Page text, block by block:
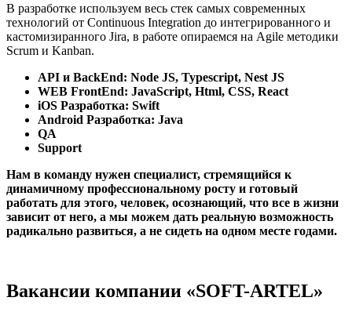
В разработке используем весь стек самых современных
технологий от Continuous Integration до интегрированного и
кастомизиранного Jira, в работе опираемся на Agile методики
Scrum и Kanban.
API и BackEnd: Node JS, Typescript, Nest JS
WEB FrontEnd: JavaScript, Html, CSS, React
iOS Разработка: Swift
Android Разработка: Java
QA
Support
Нам в команду нужен специалист, стремящийся к
динамичному профессиональному росту и готовый
работать для этого, человек, осознающий, что все в жизни
зависит от него, а мы можем дать реальную возможность
радикально развиться, а не сидеть на одном месте годами.
Вакансии компании «SOFT-ARTEL»